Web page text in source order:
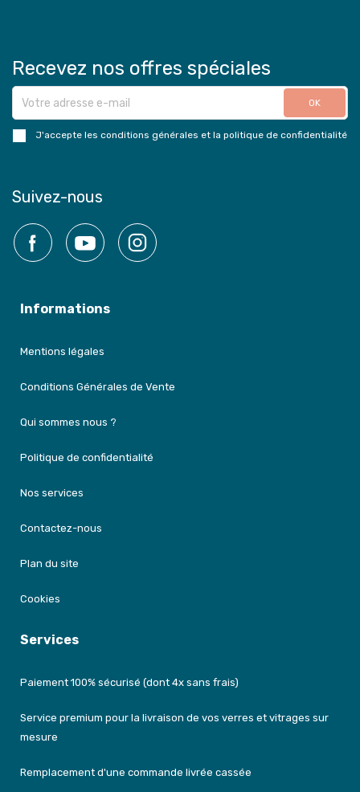
Recevez nos offres spéciales
J'accepte les conditions générales et la politique de confidentialité
Suivez-nous
Facebook YouTube
Informations
Mentions légales
Conditions Générales de Vente
Qui sommes nous ?
Politique de confidentialité
Nos services
Contactez-nous
Plan du site
Cookies
Services
Paiement 100% sécurisé (dont 4x sans frais)
Service premium pour la livraison de vos verres et vitrages sur
mesure
Remplacement d'une commande livrée cassée